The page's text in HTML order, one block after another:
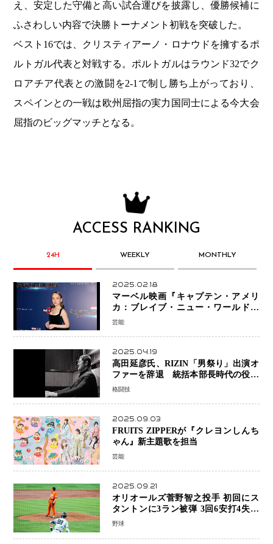
え、安定した守備と高い試合運びを披露し、優勝候補に
ふさわしい内容で決勝トーナメント初戦を突破した。
ベスト16では、クリスティアーノ・ロナウドを擁するポ
ルトガル代表と対戦する。ポルトガルはラウンド32でク
ロアチア代表との激闘を2-1で制し勝ち上がっており、
スペインとの一戦は欧州屈指の実力国同士による今大会
屈指のビッグマッチとなる。
ACCESS RANKING
24H WEEKLY MONTHLY
2025.02.18
マーベル映画『キャプテン・アメリ
カ：ブレイブ・ニュー・ワールド』
新ブラック・ウィドウ役のシラ・ハー
芸能
2025.04.19
高田延彦氏、RIZIN「男祭り」出演オ
ファーを辞退 統括本部長時代の役目
「すでに終えています」と明言
格闘技
2025.09.03
FRUITS ZIPPERが『クレヨンしんち
ゃん』新主題歌を担当
芸能
2025.09.21
オリオールズ菅野智之投手 初回にス
タントンに3ラン被弾 3回6安打4失点
で降板
野球